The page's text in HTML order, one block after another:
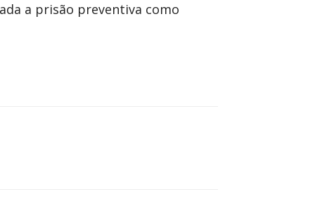
a prisão preventiva como